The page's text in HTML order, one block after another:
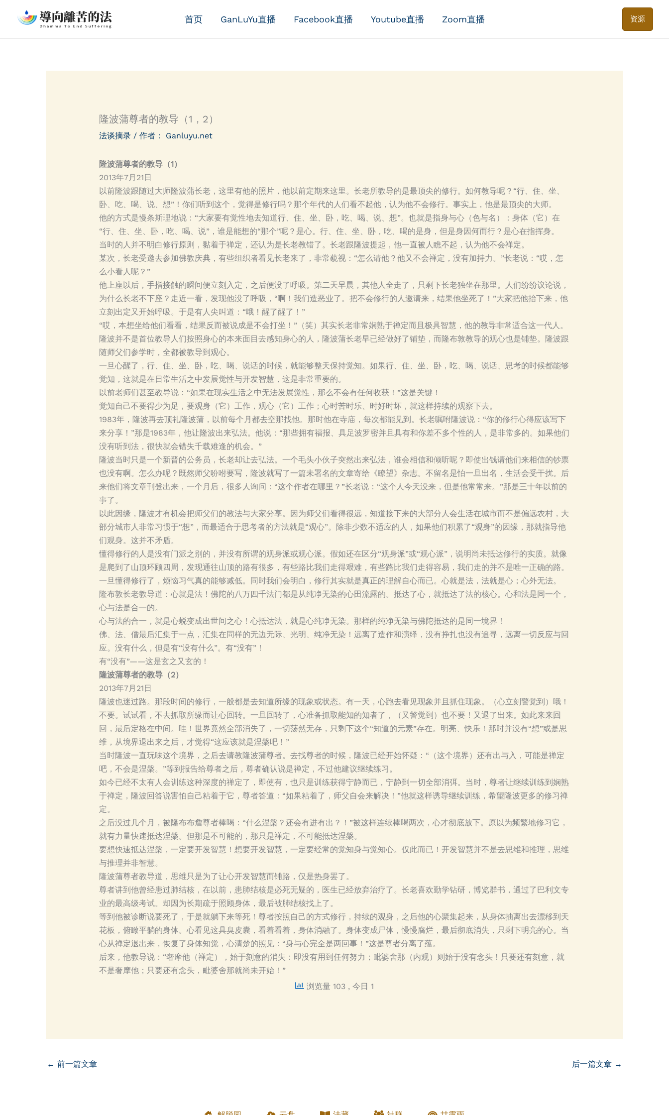
首页 GanLuYu直播 Facebook直播 Youtube直播 Zoom直播 资源
隆波蒲尊者的教导（1，2）
法谈摘录/ 作者： Ganluyu.net
隆波蒲尊者的教导（1）
2013年7月21日
以前隆波跟随过大师隆波蒲长老，这里有他的照片，他以前定期来这里。长老所教导的是最顶尖的修行。如何教导呢？“行、住、坐、
卧、吃、喝、说、想”！你们听到这个，觉得是修行吗？那个年代的人们看不起他，认为他不会修行。事实上，他是最顶尖的大师。
他的方式是慢条斯理地说：“大家要有觉性地去知道行、住、坐、卧，吃、喝、说、想”。也就是指身与心（色与名）：身体（它）在
“行、住、坐、卧，吃、喝、说”，谁是能想的“那个”呢？是心。行、住、坐、卧，吃、喝的是身，但是身因何而行？是心在指挥身。
当时的人并不明白修行原则，黏着于禅定，还认为是长老教错了。长老跟隆波提起，他一直被人瞧不起，认为他不会禅定。
某次，长老受邀去参加佛教庆典，有些组织者看见长老来了，非常藐视：“怎么请他？他又不会禅定，没有加持力。”长老说：“哎，怎
么小看人呢？”
他上座以后，手指接触的瞬间便立刻入定，之后便没了呼吸。第二天早晨，其他人全走了，只剩下长老独坐在那里。人们纷纷议论说，
为什么长老不下座？走近一看，发现他没了呼吸，“啊！我们造恶业了。把不会修行的人邀请来，结果他坐死了！”大家把他抬下来，他
立刻出定又开始呼吸。于是有人尖叫道：“哦！醒了醒了！”
“哎，本想坐给他们看看，结果反而被说成是不会打坐！”（笑）其实长老非常娴熟于禅定而且极具智慧，他的教导非常适合这一代人。
隆波并不是首位教导人们按照身心的本来面目去感知身心的人，隆波蒲长老早已经做好了铺垫，而隆布敦教导的观心也是铺垫。隆波跟
随师父们参学时，全都被教导到观心。
一旦心醒了，行、住、坐、卧，吃、喝、说话的时候，就能够整天保持觉知。如果行、住、坐、卧，吃、喝、说话、思考的时候都能够
觉知，这就是在日常生活之中发展觉性与开发智慧，这是非常重要的。
以前老师们甚至教导说：“如果在现实生活之中无法发展觉性，那么不会有任何收获！”这是关键！
觉知自己不要得少为足，要观身（它）工作，观心（它）工作；心时苦时乐、时好时坏，就这样持续的观察下去。
1983年，隆波再去顶礼隆波蒲，以前每个月都去空那找他。那时他在寺庙，每次都能见到。长老嘱咐隆波说：“你的修行心得应该写下
来分享！”那是1983年，他让隆波出来弘法。他说：“那些拥有福报、具足波罗密并且具有和你差不多个性的人，是非常多的。如果他们
没有听到法，很快就会错失千载难逢的机会。”
隆波当时只是一个新晋的公务员，长老却让去弘法。一个毛头小伙子突然出来弘法，谁会相信和倾听呢？即使出钱请他们来相信的钞票
也没有啊。怎么办呢？既然师父吩咐要写，隆波就写了一篇未署名的文章寄给《瞭望》杂志。不留名是怕一旦出名，生活会受干扰。后
来他们将文章刊登出来，一个月后，很多人询问：“这个作者在哪里？”长老说：“这个人今天没来，但是他常常来。”那是三十年以前的
事了。
以此因缘，隆波才有机会把师父们的教法与大家分享。因为师父们看得很远，知道接下来的大部分人会生活在城市而不是偏远农村，大
部分城市人非常习惯于“想”，而最适合于思考者的方法就是“观心”。除非少数不适应的人，如果他们积累了“观身”的因缘，那就指导他
们观身。这并不矛盾。
懂得修行的人是没有门派之别的，并没有所谓的观身派或观心派。假如还在区分“观身派”或“观心派”，说明尚未抵达修行的实质。就像
是爬到了山顶环顾四周，发现通往山顶的路有很多，有些路比我们走得艰难，有些路比我们走得容易，我们走的并不是唯一正确的路。
一旦懂得修行了，烦恼习气真的能够减低。同时我们会明白，修行其实就是真正的理解自心而已。心就是法，法就是心；心外无法。
隆布敦长老教导道：心就是法！佛陀的八万四千法门都是从纯净无染的心田流露的。抵达了心，就抵达了法的核心。心和法是同一个，
心与法是合一的。
心与法的合一，就是心蜕变成出世间之心！心抵达法，就是心纯净无染。那样的纯净无染与佛陀抵达的是同一境界！
佛、法、僧最后汇集于一点，汇集在同样的无边无际、光明、纯净无染！远离了造作和演绎，没有挣扎也没有追寻，远离一切反应与回
应。没有什么，但是有“没有什么”。有“没有”！
有“没有”——这是玄之又玄的！
隆波蒲尊者的教导（2）
2013年7月21日
隆波也迷过路。那段时间的修行，一般都是去知道所缘的现象或状态。有一天，心跑去看见现象并且抓住现象。（心立刻警觉到）哦！
不要。试试看，不去抓取所缘而让心回转。一旦回转了，心准备抓取能知的知者了，（又警觉到）也不要！又退了出来。如此来来回
回，最后定格在中间。哇！世界竟然全部消失了，一切荡然无存，只剩下这个“知道的元素”存在。明亮、快乐！那时并没有“想”或是思
维，从境界退出来之后，才觉得“这应该就是涅槃吧！”
当时隆波一直玩味这个境界，之后去请教隆波蒲尊者。去找尊者的时候，隆波已经开始怀疑：“（这个境界）还有出与入，可能是禅定
吧，不会是涅槃。”等到报告给尊者之后，尊者确认说是禅定，不过他建议继续练习。
如今已经不太有人会训练这种深度的禅定了，即使有，也只是训练获得宁静而已，宁静到一切全部消弭。当时，尊者让继续训练到娴熟
于禅定，隆波回答说害怕自己粘着于它，尊者答道：“如果粘着了，师父自会来解决！”他就这样诱导继续训练，希望隆波更多的修习禅
定。
之后没过几个月，被隆布布詹尊者棒喝：“什么涅槃？还会有进有出？！”被这样连续棒喝两次，心才彻底放下。原以为频繁地修习它，
就有力量快速抵达涅槃。但那是不可能的，那只是禅定，不可能抵达涅槃。
要想快速抵达涅槃，一定要开发智慧！想要开发智慧，一定要经常的觉知身与觉知心。仅此而已！开发智慧并不是去思维和推理，思维
与推理并非智慧。
隆波蒲尊者教导道，思维只是为了让心开发智慧而铺路，仅是热身罢了。
尊者讲到他曾经患过肺结核，在以前，患肺结核是必死无疑的，医生已经放弃治疗了。长老喜欢勤学钻研，博览群书，通过了巴利文专
业的最高级考试。却因为长期疏于照顾身体，最后被肺结核找上了。
等到他被诊断说要死了，于是就躺下来等死！尊者按照自己的方式修行，持续的观身，之后他的心聚集起来，从身体抽离出去漂移到天
花板，俯瞰平躺的身体。心看见这具臭皮囊，看着看着，身体消融了。身体变成尸体，慢慢腐烂，最后彻底消失，只剩下明亮的心。当
心从禅定退出来，恢复了身体知觉，心清楚的照见：“身与心完全是两回事！”这是尊者分离了蕴。
后来，他教导说：“奢摩他（禅定），始于刻意的消失：即没有用到任何努力；毗婆舍那（内观）则始于没有念头！只要还有刻意，就
不是奢摩他；只要还有念头，毗婆舍那就尚未开始！”
浏览量 103 , 今日 1
← 前一篇文章 后一篇文章 →